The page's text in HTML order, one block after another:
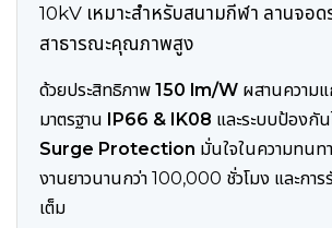
10kV เหมาะสำหรับสนามกีฬา ลานจอ
สาธารณะคุณภาพสูง
ด้วยประสิทธิภาพ 150 lm/W ผสานความ
มาตรฐาน IP66 & IK08 และระบบป้องกั
Surge Protection มั่นใจในความทนท
งานยาวนานกว่า 100,000 ชั่วโมง และกา
เต็ม